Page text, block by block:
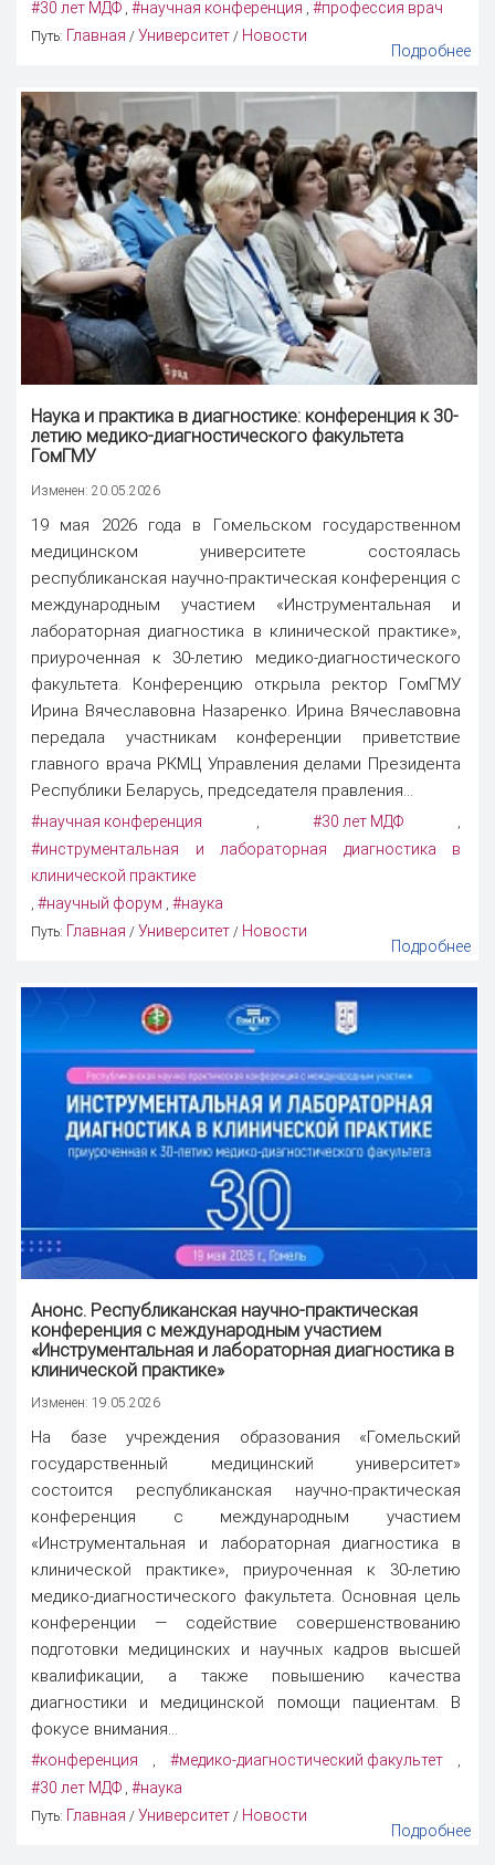
#30 лет МДФ , #научная конференция , #профессия врач
Путь: Главная / Университет / Новости
Подробнее
Наука и практика в диагностике: конференция к 30-
летию медико-диагностического факультета
ГомГМУ
Изменен: 20.05.2026
19 мая 2026 года в Гомельском государственном
медицинском университете состоялась
республиканская научно-практическая конференция с
международным участием «Инструментальная и
лабораторная диагностика в клинической практике»,
приуроченная к 30-летию медико-диагностического
факультета. Конференцию открыла ректор ГомГМУ
Ирина Вячеславовна Назаренко. Ирина Вячеславовна
передала участникам конференции приветствие
главного врача РКМЦ Управления делами Президента
Республики Беларусь, председателя правления...
#научная конференция ,#30 лет МДФ
#инструментальная и лабораторная диагностика в
клинической практике
#научный форум #наука
Путь: Главная / Университет / Новости
Подробнее
Анонс. Республиканская научно-практическая
конференция с международным участием
«Инструментальная и лабораторная диагностика в
клинической практике»
Изменен: 19.05.2026
На базе учреждения образования «Гомельский
государственный медицинский университет»
состоится республиканская научно-практическая
конференция с международным участием
«Инструментальная и лабораторная диагностика в
клинической практике», приуроченная к 30-летию
медико-диагностического факультета. Основная цель
конференции — содействие совершенствованию
подготовки медицинских и научных кадров высшей
квалификации, а также повышению качества
диагностики и медицинской помощи пациентам. В
фокусе внимания...
#конференция , #медико-диагностический факультет ,
#30 лет МДФ , #наука
Путь: Главная / Университет / Новости
Подробнее